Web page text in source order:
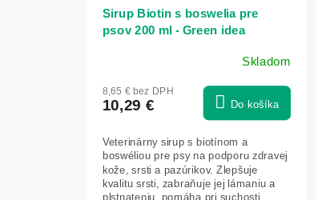
Sirup Biotin s boswelia pre
psov 200 ml - Green idea
Skladom
8,65 € bez DPH
10,29 € Do košíka
Veterinárny sirup s biotínom a
boswéliou pre psy na podporu zdravej
kože, srsti a pazúrikov. Zlepšuje
kvalitu srsti, zabraňuje jej lámaniu a
plstnateniu, pomáha pri suchosti...